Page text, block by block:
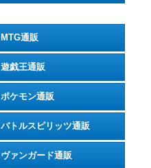
MTG通販
遊戯王通販
ポケモン通販
バトルスピリッツ通販
ヴァンガード通販